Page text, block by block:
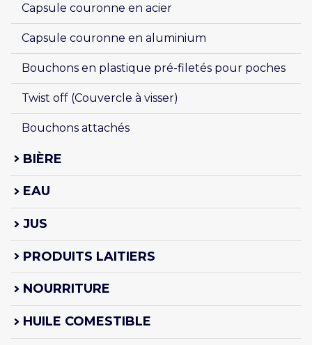
Capsule couronne en acier
Capsule couronne en aluminium
Bouchons en plastique pré-filetés pour poches
Twist off (Couvercle à visser)
Bouchons attachés
BIÈRE
EAU
JUS
PRODUITS LAITIERS
NOURRITURE
HUILE COMESTIBLE